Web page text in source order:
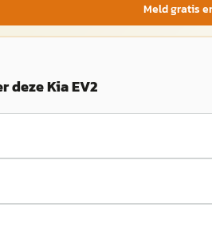
Meld gratis
deze Kia EV2